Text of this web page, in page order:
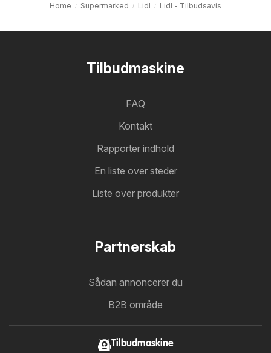
Home Supermarked Lidl Lidl - Tilbudsavis
Tilbudmaskine
FAQ
Kontakt
Rapporter indhold
En liste over steder
Liste over produkter
Partnerskab
Sådan annoncerer du
B2B område
Tilbudmaskine